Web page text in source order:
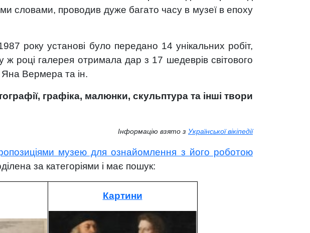
словами, проводив дуже багато часу в музеї в епоху
року установі було передано 14 унікальних робіт,
році галерея отримала дар з 17 шедеврів світового
Вермера та ін.
графіка, малюнки, скульптура та інші твори
Інформацію взято з Української вікіпедії
музею для ознайомлення з його роботою
за категоріями і має пошук:
Картини